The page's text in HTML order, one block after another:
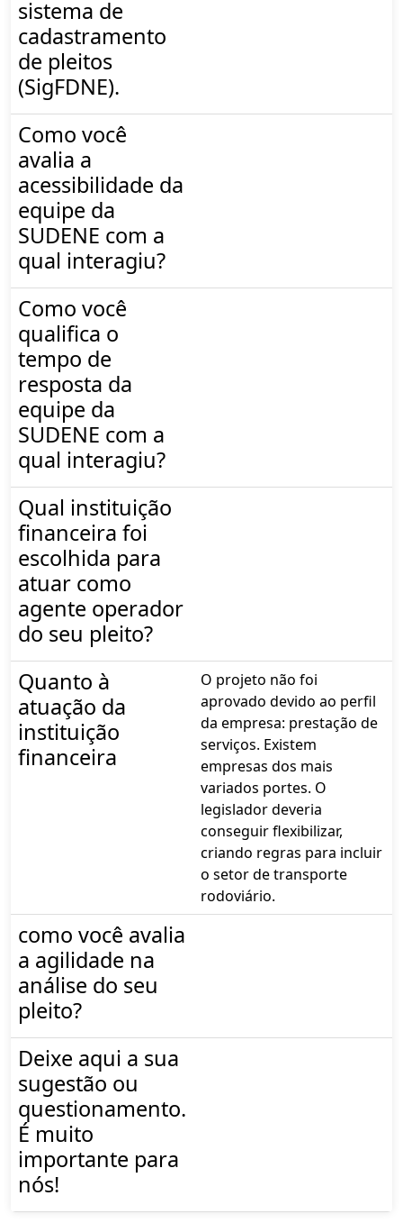
sistema de
cadastramento
de pleitos
(SigFDNE).
Como você
avalia a
acessibilidade da
equipe da
SUDENE com a
qual interagiu?
Como você
qualifica o
tempo de
resposta da
equipe da
SUDENE com a
qual interagiu?
Qual instituição
financeira foi
escolhida para
atuar como
agente operador
do seu pleito?
Quanto à
atuação da
instituição
financeira
O projeto não foi
aprovado devido ao perfil
da empresa: prestação de
serviços. Existem
empresas dos mais
variados portes. O
legislador deveria
conseguir flexibilizar,
criando regras para incluir
o setor de transporte
rodoviário.
como você avalia
a agilidade na
análise do seu
pleito?
Deixe aqui a sua
sugestão ou
questionamento.
É muito
importante para
nós!